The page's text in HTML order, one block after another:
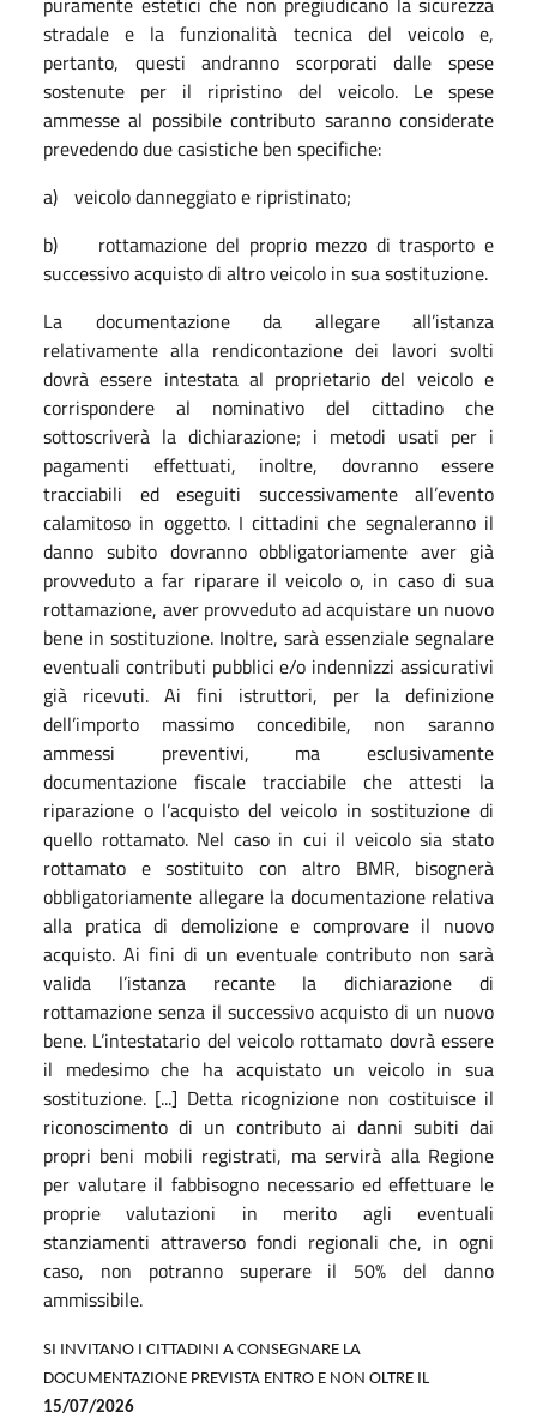
stradale e la funzionalità tecnica del veicolo e,
pertanto, questi andranno scorporati dalle spese
sostenute per il ripristino del veicolo. Le spese
ammesse al possibile contributo saranno considerate
prevedendo due casistiche ben specifiche:
a) veicolo danneggiato e ripristinato;
b)
rottamazione del proprio mezzo di trasporto e
successivo acquisto di altro veicolo in sua sostituzione.
La documentazione da allegare all’istanza
relativamente alla rendicontazione dei lavori svolti
dovrà essere intestata al proprietario del veicolo e
corrispondere al nominativo del cittadino che
sottoscriverà la dichiarazione; i metodi usati per i
pagamenti effettuati, inoltre, dovranno essere
tracciabili ed eseguiti successivamente all’evento
calamitoso in oggetto. I cittadini che segnaleranno il
danno subito dovranno obbligatoriamente aver già
provveduto a far riparare il veicolo o, in caso di sua
rottamazione, aver provveduto ad acquistare un nuovo
bene in sostituzione. Inoltre, sarà essenziale segnalare
eventuali contributi pubblici e/o indennizzi assicurativi
già ricevuti. Ai fini istruttori, per la definizione
dell’importo massimo concedibile, non saranno
ammessi preventivi, ma esclusivamente
documentazione fiscale tracciabile che attesti la
riparazione o l’acquisto del veicolo in sostituzione di
quello rottamato. Nel caso in cui il veicolo sia stato
rottamato e sostituito con altro BMR, bisognerà
obbligatoriamente allegare la documentazione relativa
alla pratica di demolizione e comprovare il nuovo
acquisto. Ai fini di un eventuale contributo non sarà
valida l’istanza recante la dichiarazione di
rottamazione senza il successivo acquisto di un nuovo
bene. L’intestatario del veicolo rottamato dovrà essere
il medesimo che ha acquistato un veicolo in sua
sostituzione. [...] Detta ricognizione non costituisce il
riconoscimento di un contributo ai danni subiti dai
propri beni mobili registrati, ma servirà alla Regione
per valutare il fabbisogno necessario ed effettuare le
proprie valutazioni in merito agli eventuali
stanziamenti attraverso fondi regionali che, in ogni
caso, non potranno superare il 50% del danno
ammissibile.
SI INVITANO I CITTADINI A CONSEGNARE LA
DOCUMENTAZIONE PREVISTA ENTRO E NON OLTRE IL
15/07/2026